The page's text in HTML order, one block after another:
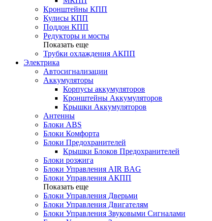
Кронштейны КПП
Кулисы КПП
Поддон КПП
Редукторы и мосты
Показать еще
Трубки охлаждения АКПП
Электрика
Автосигнализации
Аккумуляторы
Корпусы аккумуляторов
Кронштейны Аккумуляторов
Крышки Аккумуляторов
Антенны
Блоки ABS
Блоки Комфорта
Блоки Предохранителей
Крышки Блоков Предохранителей
Блоки розжига
Блоки Управления AIR BAG
Блоки Управления АКПП
Показать еще
Блоки Управления Дверьми
Блоки Управления Двигателям
Блоки Управления Звуковыми Сигналами